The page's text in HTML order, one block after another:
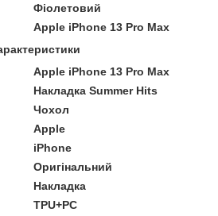
Фіолетовий
Apple iPhone 13 Pro Max
Apple iPhone 13 Pro Max
Накладка Summer Hits
Чохол
Apple
iPhone
Оригінальний
Накладка
TPU+PC